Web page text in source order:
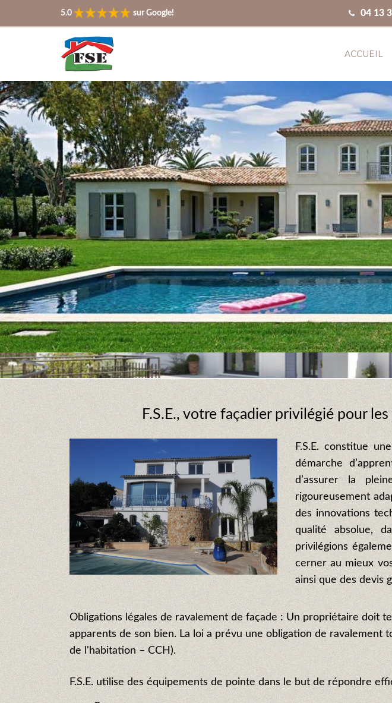
5.0 sur Google! 04 13
ACCUEIL
F.S.E., votre façadier privilégié pour
F.S.E. constitue
démarche
d’assurer la
rigoureusement
des innovations
qualité absolue,
privilégions
cerner au mieux
ainsi que des devis
Obligations légales de ravalement de façade : Un propriétaire doit
apparents de son bien. La loi a prévu une obligation de
de l'habitation – CCH).
F.S.E. utilise des équipements de pointe dans le but de répondre